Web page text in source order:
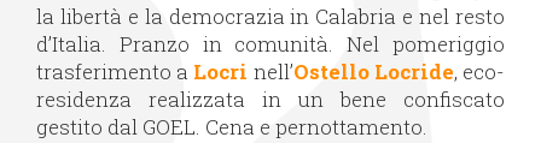
la libertà e la democrazia in Calabria e nel resto
d’Italia. Pranzo in comunità. Nel pomeriggio
trasferimento a Locri nell’Ostello Locride, eco-
residenza realizzata in un bene confiscato
gestito dal GOEL. Cena e pernottamento.